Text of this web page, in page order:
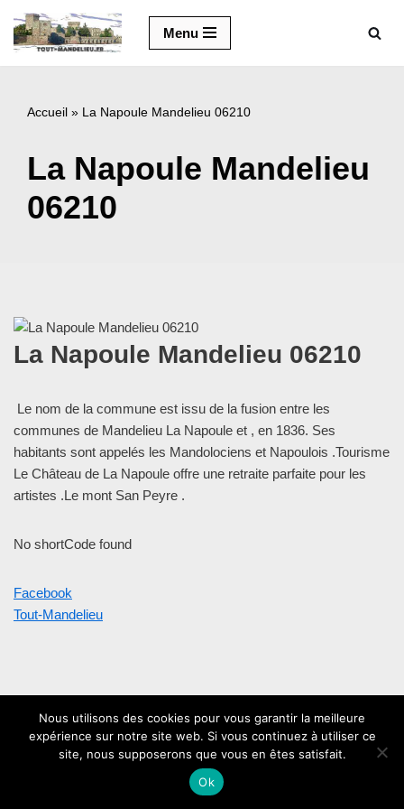
Aller
au
Menu
Accueil » La Napoule Mandelieu 06210
La Napoule Mandelieu
06210
La Napoule Mandelieu 06210
Le nom de la commune est issu de la fusion entre les
communes de Mandelieu La Napoule et , en 1836. Ses
habitants sont appelés les Mandolociens et Napoulois .Tourisme
Le Château de La Napoule offre une retraite parfaite pour les
artistes .Le mont San Peyre .
No shortCode found
Facebook
Tout-Mandelieu
Nous utilisons des cookies pour vous garantir la meilleure
expérience sur notre site web. Si vous continuez à utiliser ce
site, nous supposerons que vous en êtes satisfait.
Ok